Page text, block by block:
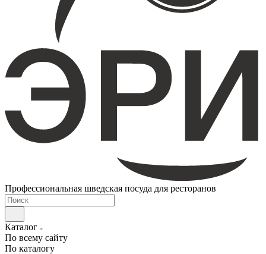
Профессиональная шведская посуда для ресторанов
Каталог
По всему сайту
По каталогу